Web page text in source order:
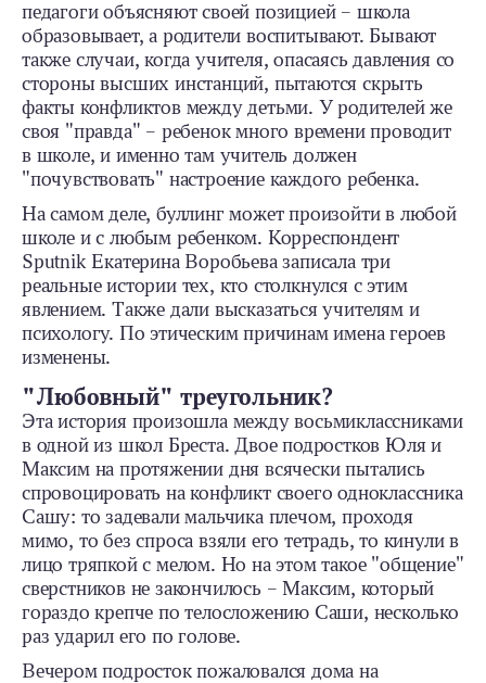
педагоги объясняют своей позицией – школа
образовывает, а родители воспитывают. Бывают
также случаи, когда учителя, опасаясь давления со
стороны высших инстанций, пытаются скрыть
факты конфликтов между детьми. У родителей же
своя "правда" – ребенок много времени проводит
в школе, и именно там учитель должен
"почувствовать" настроение каждого ребенка.
На самом деле, буллинг может произойти в любой
школе и с любым ребенком. Корреcпондент
Sputnik Екатерина Воробьева записала три
реальные истории тех, кто столкнулся с этим
явлением. Также дали высказаться учителям и
психологу. По этическим причинам имена героев
изменены.
"Любовный" треугольник?
Эта история произошла между восьмиклассниками
в одной из школ Бреста. Двое подростков Юля и
Максим на протяжении дня всячески пытались
спровоцировать на конфликт своего одноклассника
Сашу: то задевали мальчика плечом, проходя
мимо, то без спроса взяли его тетрадь, то кинули в
лицо тряпкой с мелом. Но на этом такое "общение"
сверстников не закончилось – Максим, который
гораздо крепче по телосложению Саши, несколько
раз ударил его по голове.
Вечером подросток пожаловался дома на